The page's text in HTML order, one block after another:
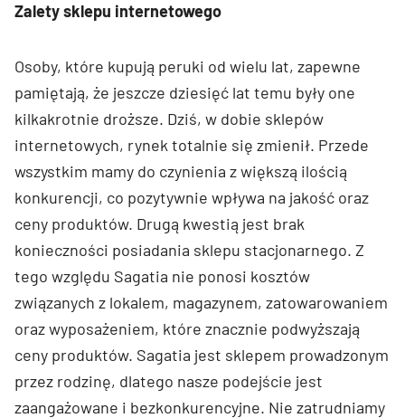
Zalety sklepu internetowego
Osoby, które kupują peruki od wielu lat, zapewne
pamiętają, że jeszcze dziesięć lat temu były one
kilkakrotnie droższe. Dziś, w dobie sklepów
internetowych, rynek totalnie się zmienił. Przede
wszystkim mamy do czynienia z większą ilością
konkurencji, co pozytywnie wpływa na jakość oraz
ceny produktów. Drugą kwestią jest brak
konieczności posiadania sklepu stacjonarnego. Z
tego względu Sagatia nie ponosi kosztów
związanych z lokalem, magazynem, zatowarowaniem
oraz wyposażeniem, które znacznie podwyższają
ceny produktów. Sagatia jest sklepem prowadzonym
przez rodzinę, dlatego nasze podejście jest
zaangażowane i bezkonkurencyjne. Nie zatrudniamy